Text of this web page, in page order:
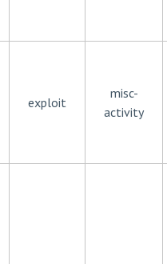
exploit
misc-
activity